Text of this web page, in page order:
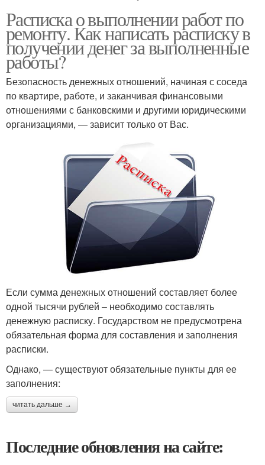
Расписка о выполнении работ по
ремонту. Как написать расписку в
получении денег за выполненные
работы?
Безопасность денежных отношений, начиная с соседа
по квартире, работе, и заканчивая финансовыми
отношениями с банковскими и другими юридическими
организациями, — зависит только от Вас.
Если сумма денежных отношений составляет более
одной тысячи рублей – необходимо составлять
денежную расписку. Государством не предусмотрена
обязательная форма для составления и заполнения
расписки.
Однако, — существуют обязательные пункты для ее
заполнения:
читать дальше →
Последние обновления на сайте: